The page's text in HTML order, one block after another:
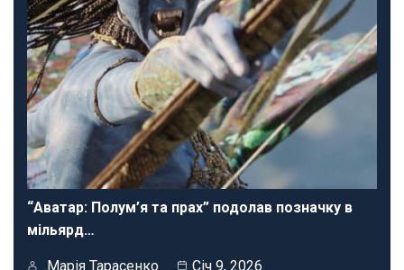
“Аватар: Полум’я та прах” подолав позначку в
мільярд…
Марія Тарасенко Січ 9, 2026